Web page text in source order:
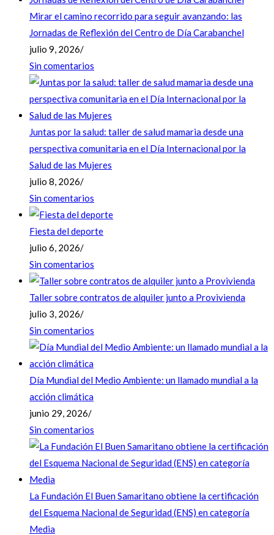
Mirar el camino recorrido para seguir avanzando: las
Jornadas de Reflexión del Centro de Día Carabanchel
julio 9, 2026/
Sin comentarios
Juntas por la salud: taller de salud mamaria desde una
perspectiva comunitaria en el Día Internacional por la
Salud de las Mujeres
julio 8, 2026/
Sin comentarios
Fiesta del deporte
julio 6, 2026/
Sin comentarios
Taller sobre contratos de alquiler junto a Provivienda
julio 3, 2026/
Sin comentarios
Día Mundial del Medio Ambiente: un llamado mundial a la
acción climática
junio 29, 2026/
Sin comentarios
La Fundación El Buen Samaritano obtiene la certificación
del Esquema Nacional de Seguridad (ENS) en categoría
Media